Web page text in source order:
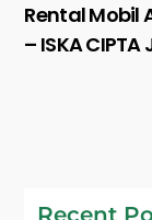
Rental Mobil
– ISKA CIPTA
Recent